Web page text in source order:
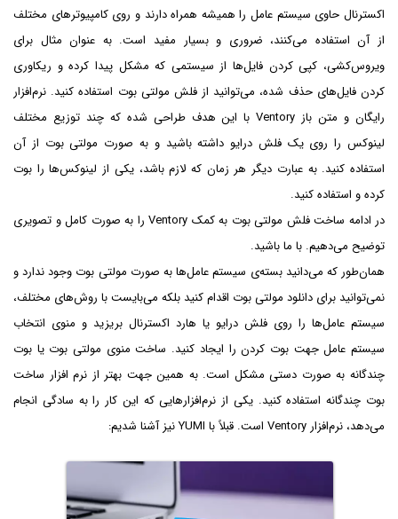
اکسترنال حاوی سیستم عامل را همیشه همراه دارند و روی کامپیوترهای مختلف
از آن استفاده می‌کنند، ضروری و بسیار مفید است. به عنوان مثال برای
ویروس‌کشی، کپی کردن فایل‌ها از سیستمی که مشکل پیدا کرده و ریکاوری
کردن فایل‌های حذف شده، می‌توانید از فلش مولتی بوت استفاده کنید. نرم‌افزار
رایگان و متن باز Ventory با این هدف طراحی شده که چند توزیع مختلف
لینوکس را روی یک فلش درایو داشته باشید و به صورت مولتی بوت از آن
استفاده کنید. به عبارت دیگر هر زمان که لازم باشد، یکی از لینوکس‌ها را بوت
کرده و استفاده کنید.
در ادامه ساخت فلش مولتی بوت به کمک Ventory را به صورت کامل و تصویری
توضیح می‌دهیم. با ما باشید.
همان‌طور که می‌دانید بسته‌ی سیستم عامل‌ها به صورت مولتی بوت وجود ندارد و
نمی‌توانید برای دانلود مولتی بوت اقدام کنید بلکه می‌بایست با روش‌های مختلف،
سیستم عامل‌ها را روی فلش درایو یا هارد اکسترنال بریزید و منوی انتخاب
سیستم عامل جهت بوت کردن را ایجاد کنید. ساخت منوی مولتی بوت یا بوت
چندگانه به صورت دستی مشکل است. به همین جهت بهتر از نرم افزار ساخت
بوت چندگانه استفاده کنید. یکی از نرم‌افزارهایی که این کار را به سادگی انجام
می‌دهد، نرم‌افزار Ventory است. قبلاً با YUMI نیز آشنا شدیم: